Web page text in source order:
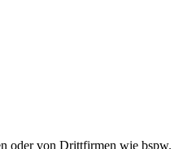
oder von Drittfirmen wie bspw.